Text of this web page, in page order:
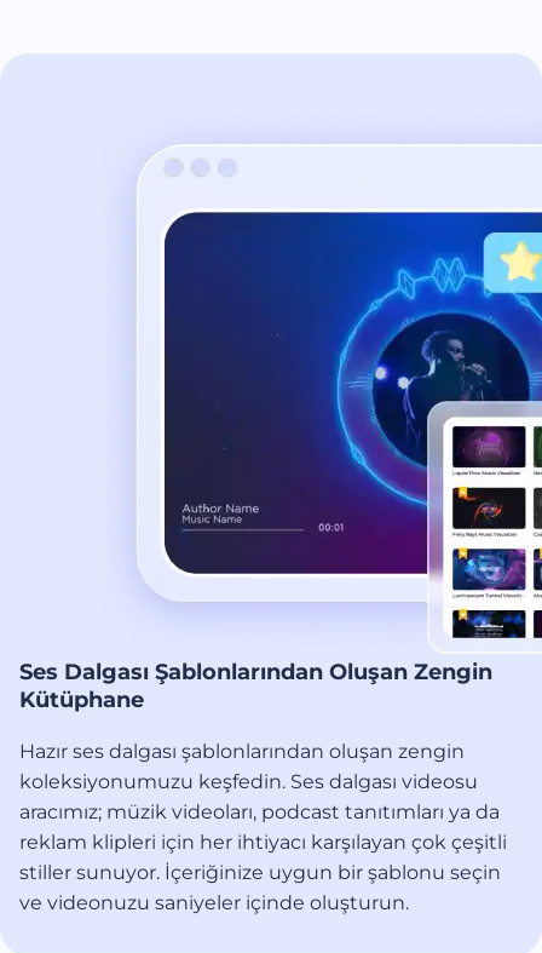
Ses Dalgası Şablonlarından Oluşan Zengin
Kütüphane
Hazır ses dalgası şablonlarından oluşan zengin
koleksiyonumuzu keşfedin. Ses dalgası videosu
aracımız; müzik videoları, podcast tanıtımları ya da
reklam klipleri için her ihtiyacı karşılayan çok çeşitli
stiller sunuyor. İçeriğinize uygun bir şablonu seçin
ve videonuzu saniyeler içinde oluşturun.